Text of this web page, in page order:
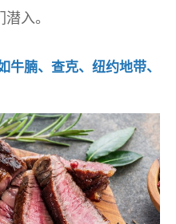
入。
牛腩、查克、纽约地带、